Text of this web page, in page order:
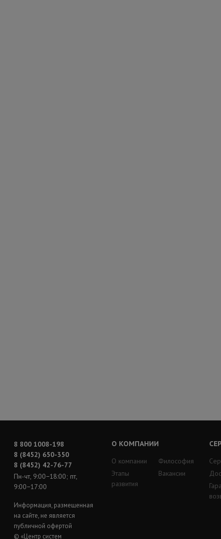
8 800 1008-198
8 (8452) 650-350
8 (8452) 42-76-77
Пн-чт, 9:00−18:00; пт,
9:00−17:00
Информация, размещенная
на сайте, не является
публичной офертой
© «Центр систем
О КОМПАНИИ
О компании
Этапы
развития
Философия
Вакансии